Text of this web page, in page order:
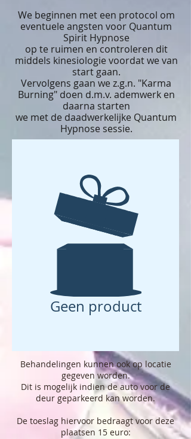
We beginnen met een protocol om
eventuele angsten voor Quantum
Spirit Hypnose
op te ruimen en controleren dit
middels kinesiologie voordat we van
start gaan.
Vervolgens gaan we z.g.n. "Karma
Burning" doen d.m.v. ademwerk en
daarna starten
we met de daadwerkelijke Quantum
Hypnose sessie.
Geen product
Behandelingen kunnen ook op locatie
gegeven worden.
Dit is mogelijk indien de auto voor de
deur geparkeerd kan worden.
De toeslag hiervoor bedraagt voor deze
plaatsen 15 euro: